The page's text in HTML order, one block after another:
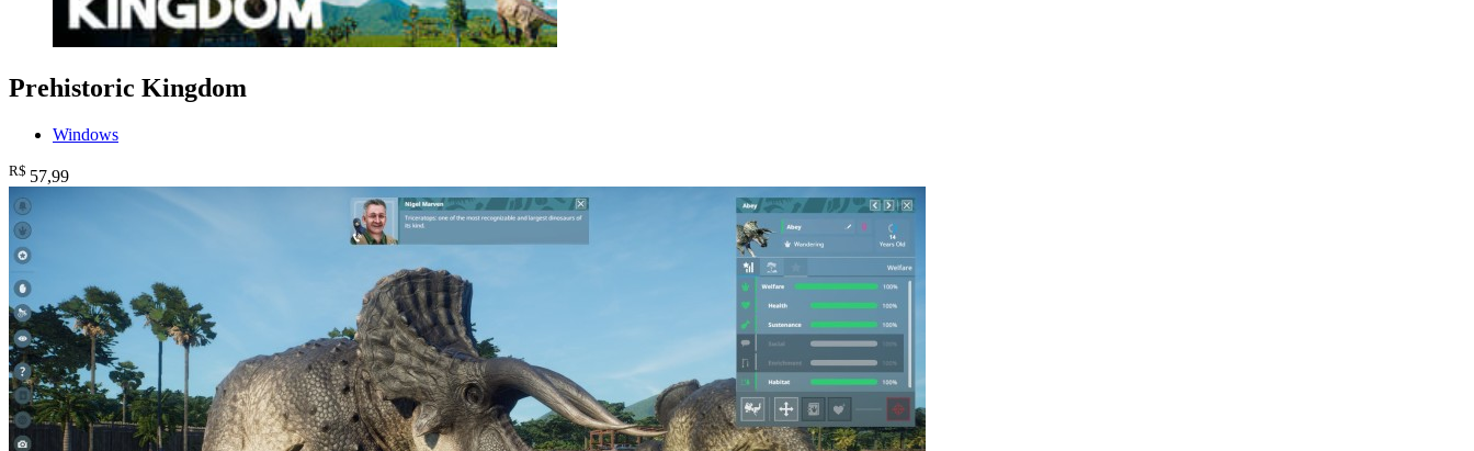
Prehistoric Kingdom
Windows
R$ 57,99